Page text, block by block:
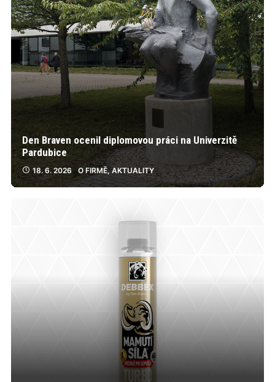
Den Braven ocenil diplomovou práci na Univerzitě
Pardubice
18. 6. 2026 O FIRMĚ, AKTUALITY